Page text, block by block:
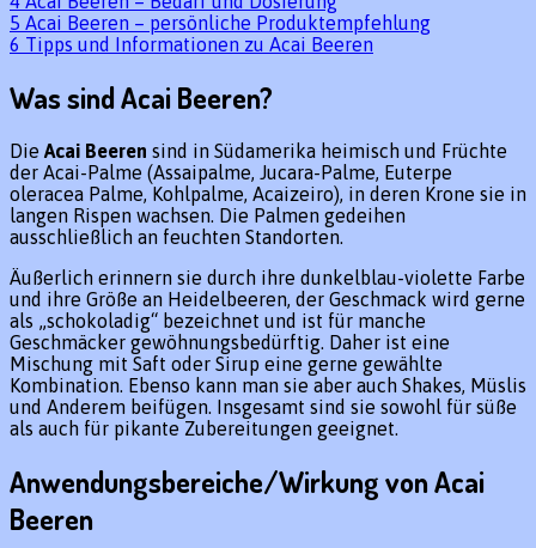
5 Acai Beeren – persönliche Produktempfehlung
6 Tipps und Informationen zu Acai Beeren
Was sind Acai Beeren?
Die Acai Beeren sind in Südamerika heimisch und Früchte
der Acai-Palme (Assaipalme, Jucara-Palme, Euterpe
oleracea Palme, Kohlpalme, Acaizeiro), in deren Krone sie in
langen Rispen wachsen. Die Palmen gedeihen
ausschließlich an feuchten Standorten.
Äußerlich erinnern sie durch ihre dunkelblau-violette Farbe
und ihre Größe an Heidelbeeren, der Geschmack wird gerne
als „schokoladig“ bezeichnet und ist für manche
Geschmäcker gewöhnungsbedürftig. Daher ist eine
Mischung mit Saft oder Sirup eine gerne gewählte
Kombination. Ebenso kann man sie aber auch Shakes, Müslis
und Anderem beifügen. Insgesamt sind sie sowohl für süße
als auch für pikante Zubereitungen geeignet.
Anwendungsbereiche/Wirkung von Acai
Beeren